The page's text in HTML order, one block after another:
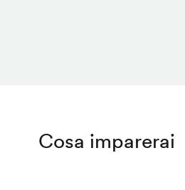
Cosa imparerai